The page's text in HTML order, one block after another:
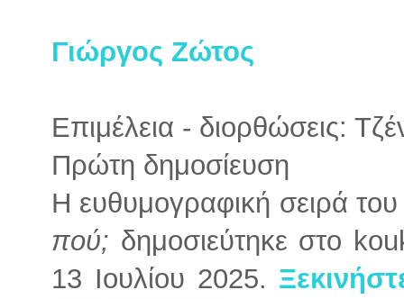
Γιώργος Ζώτος
Επιμέλεια - διορθώσεις:
Πρώτη δημοσίευση
Η ευθυμογραφική σειρά
πού; δημοσιεύτηκε στο
13 Ιουλίου 2025.